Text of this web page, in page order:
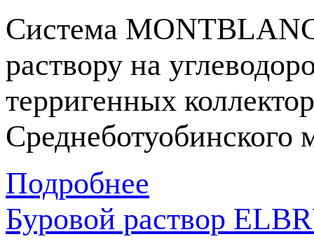
Система MONTBLANC
раствору на
терригенных
Подробнее
Буровой раствор